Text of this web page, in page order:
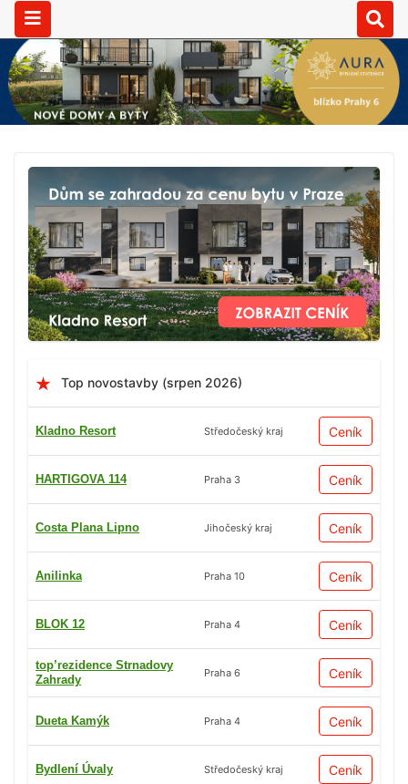
Top novostavby (srpen 2026)
Kladno Resort Středočeský kraj Ceník
HARTIGOVA 114 Praha 3 Ceník
Costa Plana Lipno Jihočeský kraj Ceník
Anilinka Praha 10 Ceník
BLOK 12 Praha 4 Ceník
top’rezidence Strnadovy
Zahrady
Praha 6 Ceník
Dueta Kamýk Praha 4 Ceník
Bydlení Úvaly Středočeský kraj Ceník